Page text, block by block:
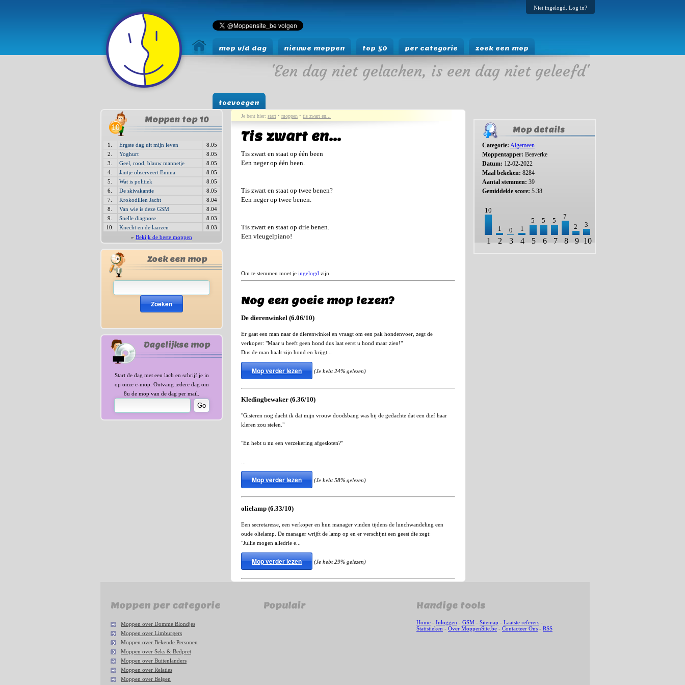
Niet ingelogd. Log in?
mop v/d dag nieuwe moppen top 50 per categorie zoek een mop
toevoegen
'Een dag niet gelachen, is een dag niet geleefd'
Moppen top 10
1. Ergste dag uit mijn leven
8.05
2.
Yoghurt
8.05
3.
Geel, rood, blauw mannetje
8.05
4.
Jantje observeert Emma
8.05
5.
Wat is politiek
8.05
6.
De skivakantie
8.05
7.
Krokodillen Jacht
8.04
8.
Van wie is deze GSM
8.04
9.
Snelle diagnose
8.03
10.
Knecht en de laarzen
8.03
» Bekijk de beste moppen
Zoek een mop
Zoeken
Dagelijkse mop
Start de dag met een lach en schrijf je in
op onze e-mop. Ontvang iedere dag om
8u de mop van de dag per mail.
Je bent hier: start • moppen • tis zwart en...
Tis zwart en...
Tis zwart en staat op één been
Een neger op één been.
Tis zwart en staat op twee benen?
Een neger op twee benen.
Tis zwart en staat op drie benen.
Een vleugelpiano!
Om te stemmen moet je ingelogd zijn.
Nog een goeie mop lezen?
De dierenwinkel (6.06/10)
Er gaat een man naar de dierenwinkel en vraagt om een pak hondenvoer, zegt de
verkoper: "Maar u heeft geen hond dus laat eerst u hond maar zien!"
Dus de man haalt zijn hond en krijgt...
Mop verder lezen (Je hebt 24% gelezen)
Kledingbewaker (6.36/10)
"Gisteren nog dacht ik dat mijn vrouw doodsbang was bij de gedachte dat een dief haar
kleren zou stelen."
"En hebt u nu een verzekering afgesloten?"
Mop verder lezen (Je hebt 58% gelezen)
olielamp (6.33/10)
Een secretaresse, een verkoper en hun manager vinden tijdens de lunchwandeling een
oude olielamp. De manager wrijft de lamp op en er verschijnt een geest die zegt:
"Jullie mogen alledrie e...
Mop verder lezen (Je hebt 29% gelezen)
Mop details
Categorie: Algemeen
Moppentapper: Beaverke
Datum: 12-02-2022
Maal bekeken: 8284
Aantal stemmen: 39
Gemiddelde score: 5.38
10
1 0 1
5 5 5
7
2
3
1 2 3 4 5 6 7 8 9 10
Moppen per categorie
Moppen over Domme Blondjes
Moppen over Limburgers
Moppen over Bekende Personen
Moppen over Seks & Bedpret
Moppen over Buitenlanders
Moppen over Relaties
Moppen over Belgen
Populair Handige tools
Home - Inloggen - GSM - Sitemap - Laatste referers -
Statistieken - Over MoppenSite.be - Contacteer Ons - RSS